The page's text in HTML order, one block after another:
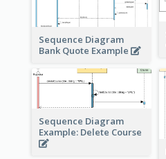
Sequence Diagram
Bank Quote Example
Sequence Diagram
Example: Delete Course